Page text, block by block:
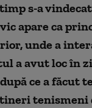
s-a
apare ca
unde a
a avut loc în
ce a făcut
tenismeni